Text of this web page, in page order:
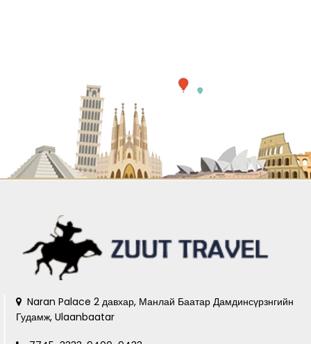
Naran Palace 2 давхар, Манлай Баатар Дамдинсүрзнгийн
Гудамж, Ulaanbaatar